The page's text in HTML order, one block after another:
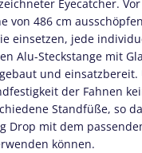
Eyecatcher.
von 486 cm
einsetzen, jede
Alu-Steckstange mit
und einsatzbereit.
der Fahnen
Standfüße, so
Drop mit dem
können.